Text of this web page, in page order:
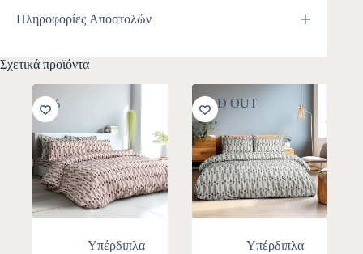
Πληροφορίες Αποστολών
Σχετικά προϊόντα
-10%
Yπέρδιπλα
SOLD OUT
Yπέρδιπλα